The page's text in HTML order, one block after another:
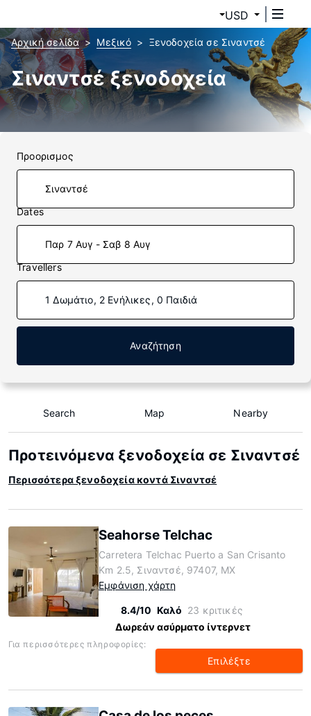
USD
Αρχική σελίδα Μεξικό Ξενοδοχεία σε Σιναντσέ
Σιναντσέ ξενοδοχεία
Προορισμος
Dates
Παρ 7 Αυγ - Σαβ 8 Αυγ
Travellers
1 Δωμάτιο, 2 Ενήλικες, 0 Παιδιά
Αναζήτηση
Search Map Nearby
Προτεινόμενα ξενοδοχεία σε Σιναντσέ
Περισσότερα ξενοδοχεία κοντά Σιναντσέ
Seahorse Telchac
Carretera Telchac Puerto a San Crisanto
Km 2.5, Σιναντσέ, 97407, MX
Εμφάνιση χάρτη
8.4/10 Καλό 23 κριτικές
Δωρεάν ασύρματο ίντερνετ
Για περισσότερες πληροφορίες:
Επιλέξτε